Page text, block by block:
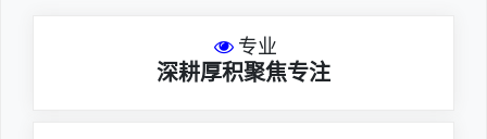
专业
深耕厚积聚焦专注